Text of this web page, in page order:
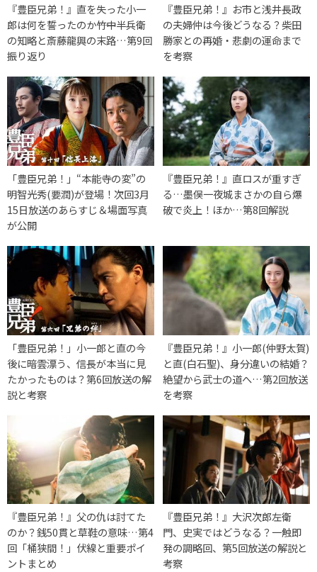
『豊臣兄弟！』直を失った小一
郎は何を誓ったのか――竹中半兵衛
の知略と斎藤龍興の末路…第9回
振り返り
『豊臣兄弟！』お市と浅井長政
の夫婦仲は今後どうなる？柴田
勝家との再婚・悲劇の運命まで
を考察
「豊臣兄弟！」“本能寺の変”の
明智光秀(要潤)が登場！次回3月
15日放送のあらすじ＆場面写真
が公開
『豊臣兄弟！』直ロスが重すぎ
る…墨俣一夜城まさかの自ら爆
破で炎上！ほか…第8回解説
「豊臣兄弟！」小一郎と直の今
後に暗雲漂う、信長が本当に見
たかったものは？第6回放送の解
説と考察
『豊臣兄弟！』小一郎(仲野太賀)
と直(白石聖)、身分違いの結婚？
絶望から武士の道へ…第2回放送
を考察
『豊臣兄弟！』父の仇は討てた
のか？銭50貫と草鞋の意味…第4
回「桶狭間！」伏線と重要ポイ
ントまとめ
『豊臣兄弟！』大沢次郎左衛
門、史実ではどうなる？一触即
発の調略回、第5回放送の解説と
考察